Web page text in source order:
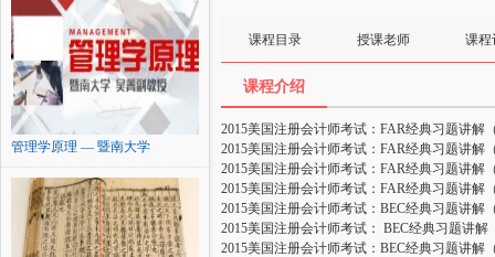
管理学原理 — 暨南大学
课程目录 授课老师 课程
课程介绍
2015美国注册会计师考试：FAR经典习题讲解
2015美国注册会计师考试：FAR经典习题讲解
2015美国注册会计师考试：FAR经典习题讲解
2015美国注册会计师考试：FAR经典习题讲解
2015美国注册会计师考试：BEC经典习题讲解
2015美国注册会计师考试： BEC经典习题讲解
2015美国注册会计师考试：BEC经典习题讲解